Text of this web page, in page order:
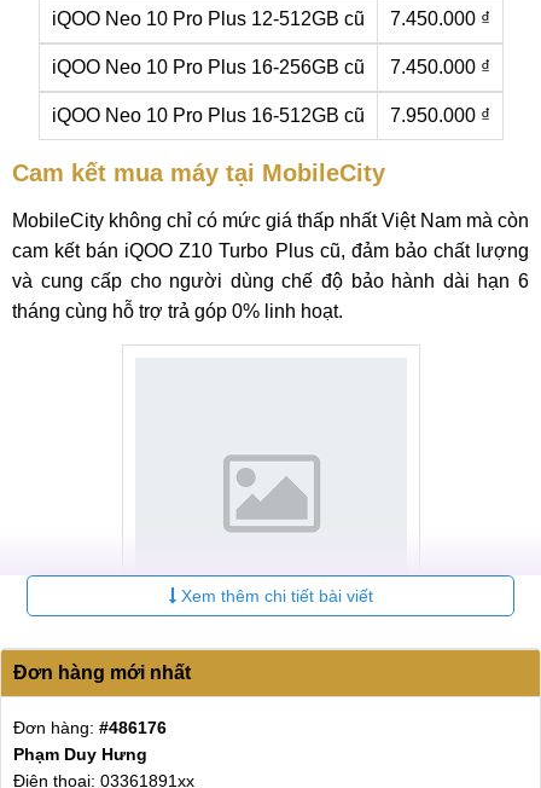
iQOO Neo 10 Pro Plus 12-512GB cũ 7.450.000 ₫
iQOO Neo 10 Pro Plus 16-256GB cũ 7.450.000 ₫
iQOO Neo 10 Pro Plus 16-512GB cũ 7.950.000 ₫
Cam kết mua máy tại MobileCity
MobileCity không chỉ có mức giá thấp nhất Việt Nam mà còn
cam kết bán iQOO Z10 Turbo Plus cũ, đảm bảo chất lượng
và cung cấp cho người dùng chế độ bảo hành dài hạn 6
tháng cùng hỗ trợ trả góp 0% linh hoạt.
Cam kết mua máy tại MobileCity
Tình trạng
iQOO Z10 Turbo Plus cũ được bán tại MobileCity còn
Xem thêm chi tiết bài viết
Đơn hàng mới nhất
Đơn hàng: #486176
Phạm Duy Hưng
Điện thoại: 03361891xx